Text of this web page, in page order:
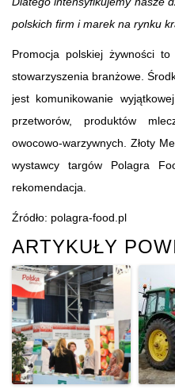
polskich firm i marek na rynku
Promocja polskiej żywności
stowarzyszenia branżowe.
jest komunikowanie
przetworów, produktów
owocowo-warzywnych. Złoty
wystawcy targów Polagra
rekomendacja.
Źródło: polagra-food.pl
ARTYKUŁY